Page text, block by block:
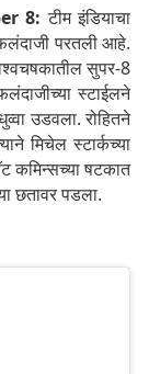
8: टीम इंडियाचा
परतली आहे.
सुपर-8
स्टाईलने
उडवला. रोहितने
मिचेल स्टार्कच्या
कमिन्सच्या षटकात
छतावर पडला.